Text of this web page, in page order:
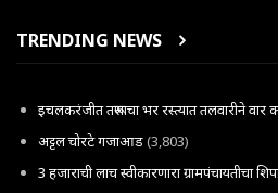
TRENDING NEWS
इचलकरंजीत तरूणाचा भर रस्त्यात तलवारीने वार
अट्टल चोरटे गजाआड(3,803)
3 हजाराची लाच स्वीकारणारा ग्रामपंचायतीचा